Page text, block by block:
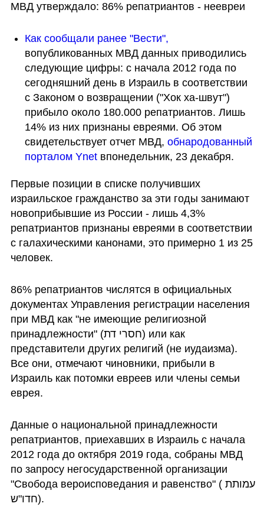
МВД утверждало: 86% репатриантов - неевреи
Как сообщали ранее "Вести",
вопубликованных МВД данных приводились
следующие цифры: с начала 2012 года по
сегодняшний день в Израиль в соответствии
с Законом о возвращении ("Хок ха-швут")
прибыло около 180.000 репатриантов. Лишь
14% из них признаны евреями. Об этом
свидетельствует отчет МВД, обнародованный
порталом Ynet впонедельник, 23 декабря.
Первые позиции в списке получивших
израильское гражданство за эти годы занимают
новоприбывшие из России - лишь 4,3%
репатриантов признаны евреями в соответствии
с галахическими канонами, это примерно 1 из 25
человек.
86% репатриантов числятся в официальных
документах Управления регистрации населения
при МВД как "не имеющие религиозной
принадлежности" (חסרי דת) или как
представители других религий (не иудаизма).
Все они, отмечают чиновники, прибыли в
Израиль как потомки евреев или члены семьи
еврея.
Данные о национальной принадлежности
репатриантов, приехавших в Израиль с начала
2012 года до октября 2019 года, собраны МВД
по запросу негосударственной организации
"Свобода вероисповедания и равенство" (עמותת
חדו"ש).